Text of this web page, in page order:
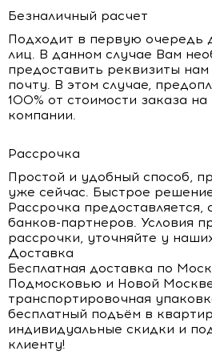
Безналичный расчет
Подходит в первую очередь
лиц. В данном случае Вам
предоставить реквизиты
почту. В этом случае,
100% от стоимости заказа
компании.
Рассрочка
Простой и удобный способ,
уже сейчас. Быстрое
Рассрочка предоставляется,
банков-партнеров. Условия
рассрочки, уточняйте у
Доставка
Бесплатная доставка по
Подмосковью и Новой
транспортировочная
бесплатный подъём в
индивидуальные скидки и
клиенту!